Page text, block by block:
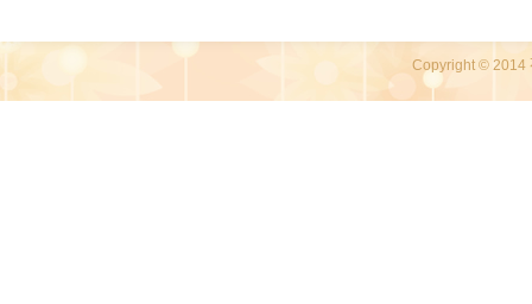
Copyright © 2014